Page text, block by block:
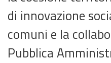
di innovazione
comuni e la
Pubblica